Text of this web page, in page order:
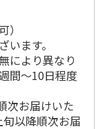
ます。
により異なり
間～10日程度
次お届けいた
以降順次お届